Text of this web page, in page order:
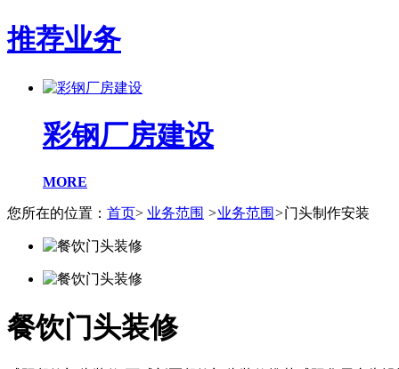
推荐业务
彩钢厂房建设
MORE
您所在的位置： 首页> 业务范围 >业务范围 >门头制作安装
餐饮门头装修